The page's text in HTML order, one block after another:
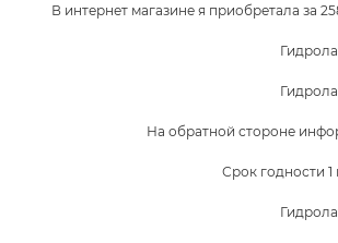
В интернет магазине я приобретала за
На обратной стороне
Срок годности